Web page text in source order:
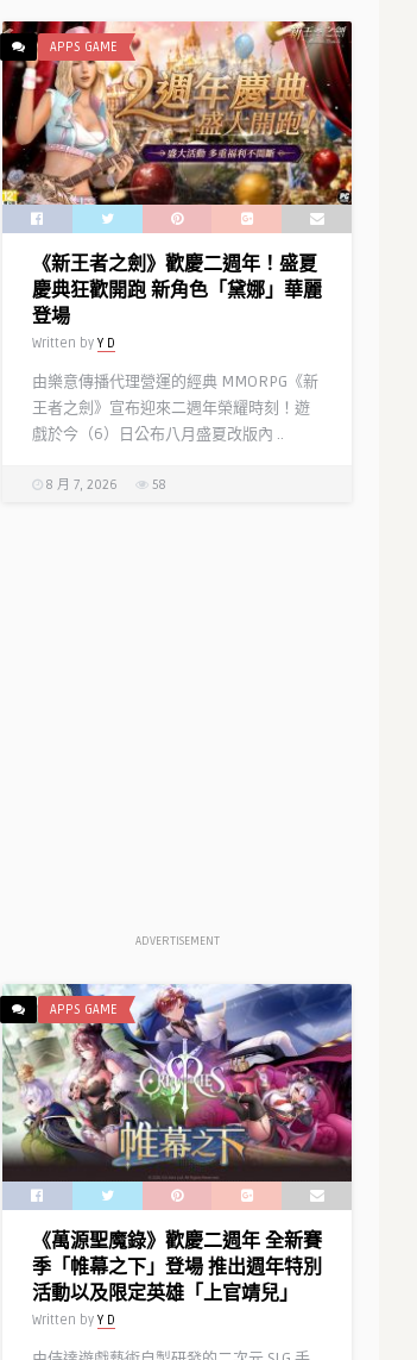
APPS GAME
《新王者之劍》歡慶二週年！盛夏
慶典狂歡開跑 新角色「黛娜」華麗
登場
Written by Y D
由樂意傳播代理營運的經典 MMORPG《新
王者之劍》宣布迎來二週年榮耀時刻！遊
戲於今（6）日公布八月盛夏改版內 ..
8 月 7, 2026 58
ADVERTISEMENT
APPS GAME
《萬源聖魔錄》歡慶二週年 全新賽
季「帷幕之下」登場 推出週年特別
活動以及限定英雄「上官靖兒」
Written by Y D